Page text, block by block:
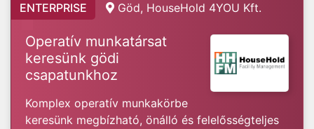
ENTERPRISE Göd, HouseHold 4YOU Kft.
Operatív munkatársat
keresünk gödi
csapatunkhoz
Komplex operatív munkakörbe
keresünk megbízható, önálló és felelősségteljes